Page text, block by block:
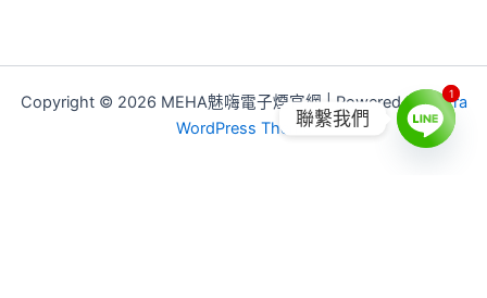
Copyright © 2026 MEHA魅嗨電子煙官網 | Powered byAstra
WordPress Theme聯繫我們
11